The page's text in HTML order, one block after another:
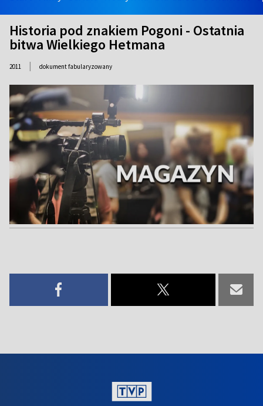
Historia pod znakiem Pogoni - Ostatnia
bitwa Wielkiego Hetmana
2011 | dokument fabularyzowany